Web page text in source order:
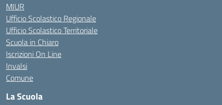
MIUR
Ufficio Scolastico Regionale
Ufficio Scolastico Territoriale
Scuola in Chiaro
Iscrizioni On Line
Invalsi
Comune
La Scuola